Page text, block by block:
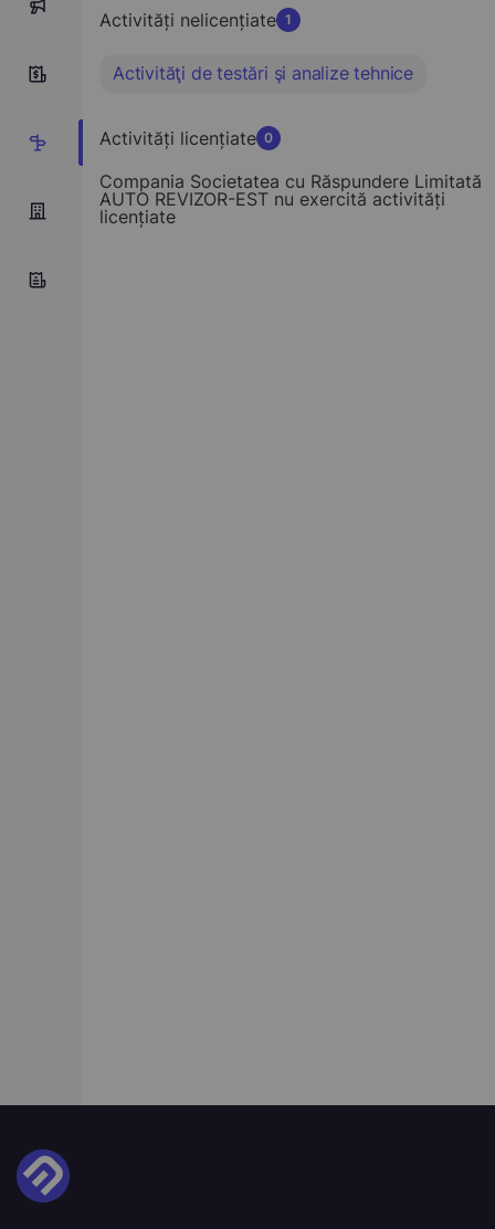
6
1
Activități nelicențiate 1
Activităţi de testări şi analize tehnice
Activități licențiate 0
Compania Societatea cu Răspundere Limitată
AUTO REVIZOR-EST nu exercită activități
licențiate